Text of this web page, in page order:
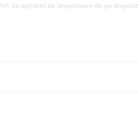
n), cu opțiuni de imprimare de pe
în modul simplex (până la 100/34